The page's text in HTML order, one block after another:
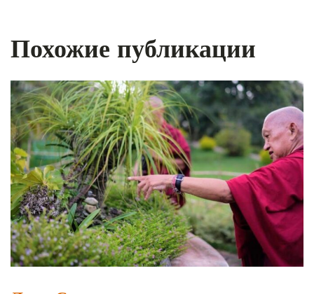
Похожие публикации